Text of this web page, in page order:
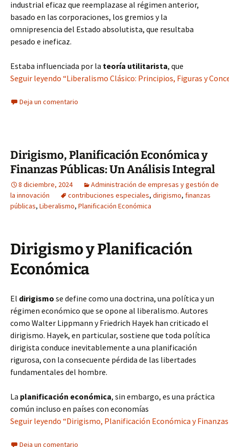
industrial eficaz que reemplazase al régimen anterior,
basado en las corporaciones, los gremios y la
omnipresencia del Estado absolutista, que resultaba
pesado e ineficaz.
Estaba influenciada por la teoría utilitarista, que
Seguir leyendo “Liberalismo Clásico: Principios, Figuras y
Deja un comentario
Dirigismo, Planificación Económica y
Finanzas Públicas: Un Análisis Integral
8 diciembre, 2024
Administración de empresas y gestión de
la innovación
contribuciones especiales, dirigismo, finanzas
públicas, Liberalismo, Planificación Económica
Dirigismo y Planificación
Económica
El dirigismo se define como una doctrina, una política y un
régimen económico que se opone al liberalismo. Autores
como Walter Lippmann y Friedrich Hayek han criticado el
dirigismo. Hayek, en particular, sostiene que toda política
dirigista conduce inevitablemente a una planificación
rigurosa, con la consecuente pérdida de las libertades
fundamentales del hombre.
La planificación económica, sin embargo, es una práctica
común incluso en países con economías
Seguir leyendo “Dirigismo, Planificación Económica y
Deja un comentario